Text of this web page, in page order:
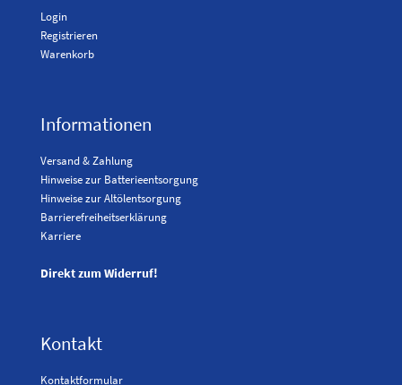
Login
Registrieren
Warenkorb
Informationen
Versand & Zahlung
Hinweise zur Batterieentsorgung
Hinweise zur Altölentsorgung
Barrierefreiheitserklärung
Karriere
Direkt zum Widerruf!
Kontakt
Kontaktformular